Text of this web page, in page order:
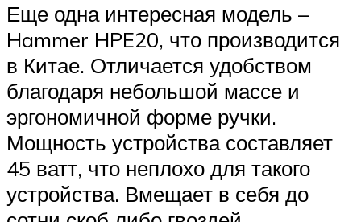
Еще одна интересная модель –
Hammer HPE20, что производится
в Китае. Отличается удобством
благодаря небольшой массе и
эргономичной форме ручки.
Мощность устройства составляет
45 ватт, что неплохо для такого
устройства. Вмещает в себя до